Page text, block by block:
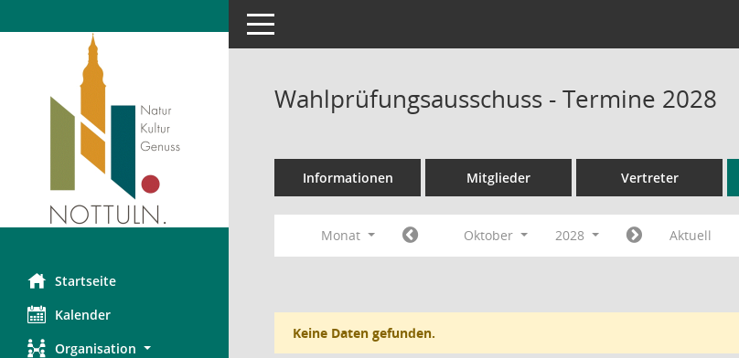
Startseite
Kalender
Organisation
Toggle navigation
Wahlprüfungsausschuss - Termine 2028
Informationen Mitglieder Vertreter
Monat Oktober 2028 Aktuell
Keine Daten gefunden.